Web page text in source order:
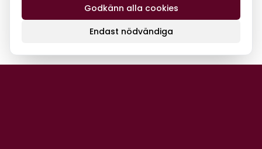
Endast nödvändiga
Godkänn alla cookies